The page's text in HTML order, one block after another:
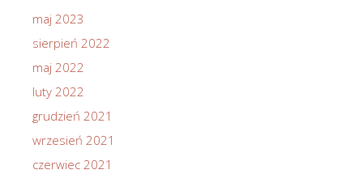
maj 2023
sierpień 2022
maj 2022
luty 2022
grudzień 2021
wrzesień 2021
czerwiec 2021